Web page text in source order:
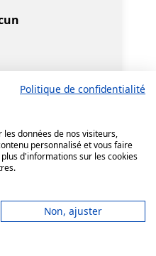
:
et
les
Politique de confidentialité
données de nos visiteurs,
personnalisé et vous faire
d'informations sur les cookies
Non, ajuster